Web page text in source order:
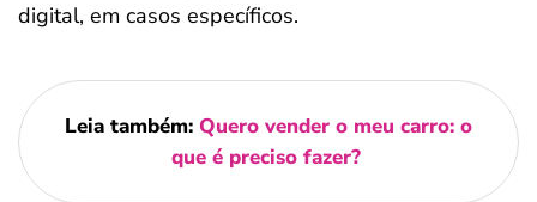
digital, em casos específicos.
Leia também: Quero vender o meu carro: o
que é preciso fazer?